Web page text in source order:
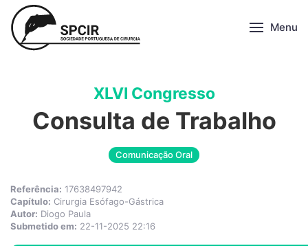
Menu
XLVI Congresso
Consulta de Trabalho
Comunicação Oral
Referência: 17638497942
Capítulo: Cirurgia Esófago-Gástrica
Autor: Diogo Paula
Submetido em: 22-11-2025 22:16